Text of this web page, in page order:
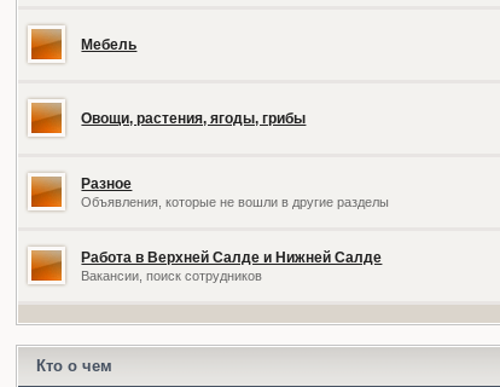
Мебель
Овощи, растения, ягоды, грибы
Разное
Объявления, которые не вошли в другие разделы
Работа в Верхней Салде и Нижней Салде
Вакансии, поиск сотрудников
Кто о чем